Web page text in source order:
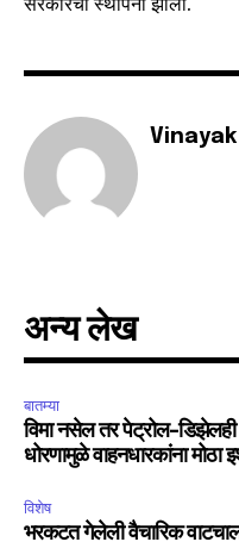
I've read and accept the
Vinayak
अन्य लेख
बातम्या
विमा नसेल तर पेट्रोल-डिझेलही
धोरणामुळे वाहनधारकांना मोठा
विशेष
भरकटत गेलेली वैचारिक